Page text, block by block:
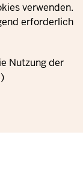
verwenden.
erforderlich.
Nutzung der